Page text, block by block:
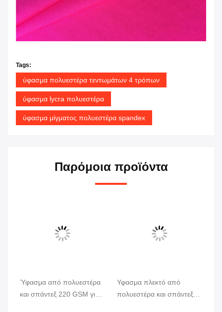
Tags:
ύφασμα πολυεστέρα τεντωμάτων 4 τρόπων
ύφασμα lycra πολυεστέρα
ύφασμα μίγματος πολυεστέρα spandex
Παρόμοια προϊόντα
Ύφασμα από πολυεστέρα
και σπάντεξ 220 GSM για
Υφασμα πλεκτό από
πολυεστέρα και σπάντεξ